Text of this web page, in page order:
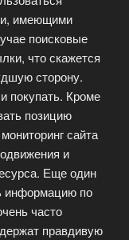
имеющими
поисковые
что скажется
сторону.
покупать. Кроме
позицию
сайта
и
Еще один
информацию по
часто
правдивую